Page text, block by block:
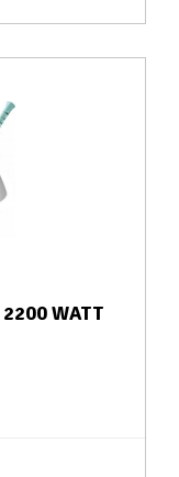
2200 WATT